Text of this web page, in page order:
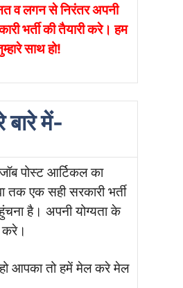
व लगन से निरंतर अपनी
भर्ती की तैयारी करे। हम
साथ हो!
बारे में-
पोस्ट आर्टिकल का
तक एक सही सरकारी भर्ती
है। अपनी योग्यता के
करे।
आपका तो हमें मेल करे मेल